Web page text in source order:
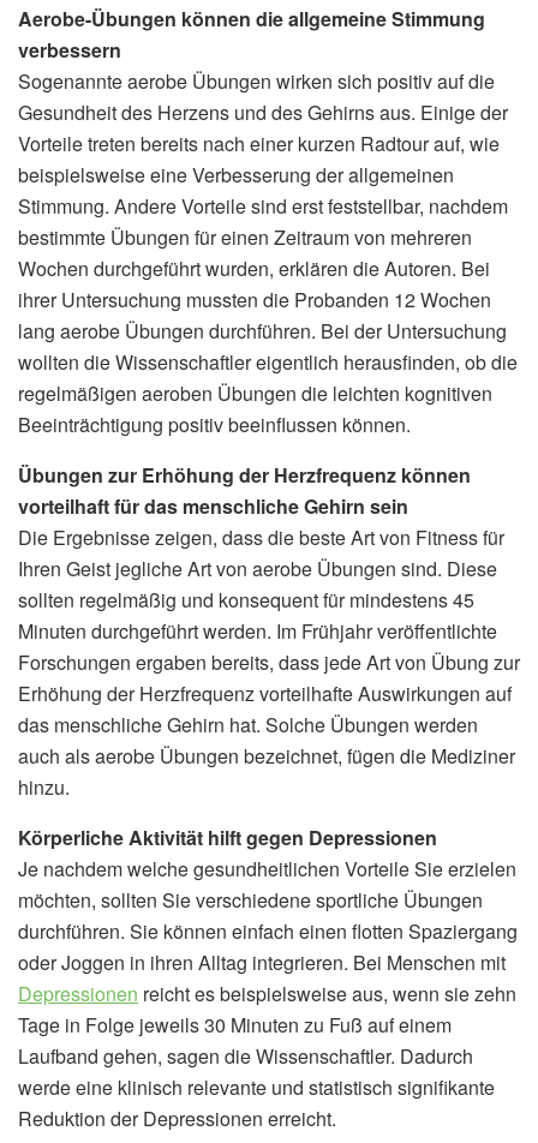
Aerobe-Übungen können die allgemeine Stimmung
verbessern
Sogenannte aerobe Übungen wirken sich positiv auf die
Gesundheit des Herzens und des Gehirns aus. Einige der
Vorteile treten bereits nach einer kurzen Radtour auf, wie
beispielsweise eine Verbesserung der allgemeinen
Stimmung. Andere Vorteile sind erst feststellbar, nachdem
bestimmte Übungen für einen Zeitraum von mehreren
Wochen durchgeführt wurden, erklären die Autoren. Bei
ihrer Untersuchung mussten die Probanden 12 Wochen
lang aerobe Übungen durchführen. Bei der Untersuchung
wollten die Wissenschaftler eigentlich herausfinden, ob die
regelmäßigen aeroben Übungen die leichten kognitiven
Beeinträchtigung positiv beeinflussen können.
Übungen zur Erhöhung der Herzfrequenz können
vorteilhaft für das menschliche Gehirn sein
Die Ergebnisse zeigen, dass die beste Art von Fitness für
Ihren Geist jegliche Art von aerobe Übungen sind. Diese
sollten regelmäßig und konsequent für mindestens 45
Minuten durchgeführt werden. Im Frühjahr veröffentlichte
Forschungen ergaben bereits, dass jede Art von Übung zur
Erhöhung der Herzfrequenz vorteilhafte Auswirkungen auf
das menschliche Gehirn hat. Solche Übungen werden
auch als aerobe Übungen bezeichnet, fügen die Mediziner
hinzu.
Körperliche Aktivität hilft gegen Depressionen
Je nachdem welche gesundheitlichen Vorteile Sie erzielen
möchten, sollten Sie verschiedene sportliche Übungen
durchführen. Sie können einfach einen flotten Spaziergang
oder Joggen in ihren Alltag integrieren. Bei Menschen mit
Depressionen reicht es beispielsweise aus, wenn sie zehn
Tage in Folge jeweils 30 Minuten zu Fuß auf einem
Laufband gehen, sagen die Wissenschaftler. Dadurch
werde eine klinisch relevante und statistisch signifikante
Reduktion der Depressionen erreicht.